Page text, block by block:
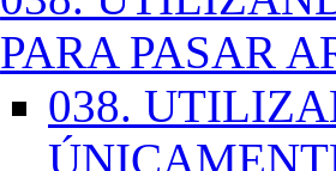
PARA PASAR
038.